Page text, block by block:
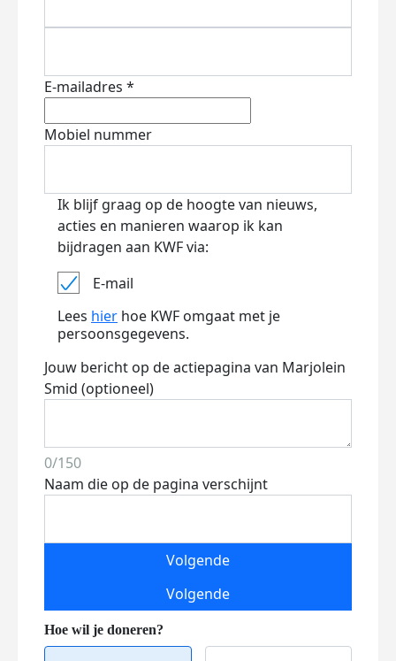
E-mailadres *
Mobiel nummer
Ik blijf graag op de hoogte van nieuws,
acties en manieren waarop ik kan
bijdragen aan KWF via:
E-mail
Lees hier hoe KWF omgaat met je
persoonsgegevens.
Jouw bericht op de actiepagina van Marjolein
Smid (optioneel)
0/150
Naam die op de pagina verschijnt
Volgende
Volgende